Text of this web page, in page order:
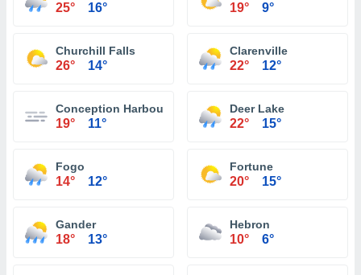
25° 16° 19° 9°
Churchill Falls
26° 14°
Clarenville
22° 12°
Conception Harbour
19° 11°
Deer Lake
22° 15°
Fogo
14° 12°
Fortune
20° 15°
Gander
18° 13°
Hebron
10° 6°